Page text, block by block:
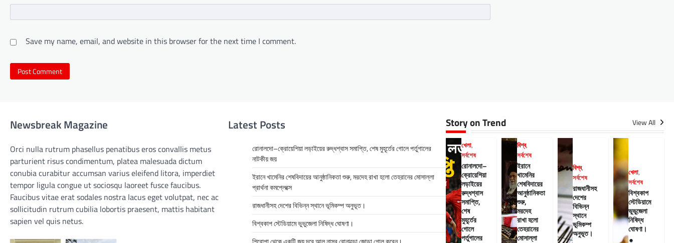
Save my name, email, and website in this browser for the next time I comment.
Newsbreak Magazine
Orci nulla rutrum phasellus penatibus eros convallis metus
parturient risus condimentum, platea malesuada dictum
conubia curabitur accumsan varius eleifend litora, imperdiet
tempor ligula congue ut sociosqu laoreet fusce faucibus.
Faucibus vitae erat sodales nostra lacus eget volutpat, nec ac
sollicitudin rutrum cubilia lobortis praesent, mattis habitant
sapien vel quis netus.
Latest Posts
রোনালদো–ক্রোয়েশিয়া লড়াইয়ের রুদ্ধশ্বাস সমাপ্তি, শেষ মুহূর্তের গোলে পর্তুগালের
নাটকীয় জয়
ইরানে খামেনির শেষবিদায়ের আনুষ্ঠানিকতা শুরু, মরদেহ রাখা হলো তেহরানের মোসাল্লা
প্রার্থনা কমপ্লেক্সে
রাজধানীসহ দেশের বিভিন্ন স্থানে ভূমিকম্প অনুভূত।
বিশ্বকাপ স্টেডিয়ামে ভুভুজেলা নিষিদ্ধ ঘোষণা।
Story on Trend View All
খেলা,
সর্বশেষ
রোনালদো–
ক্রোয়েশিয়া
লড়াইয়ের
রুদ্ধশ্বাস
সমাপ্তি,
শেষ
মুহূর্তের
গোলে
পর্তুগালের
বিশ্ব,
সর্বশেষ
ইরানে
খামেনির
শেষবিদায়ের
আনুষ্ঠানিকতা
শুরু,
মরদেহ
রাখা হলো
তেহরানের
মোসাল্লা
বিশ্ব,
সর্বশেষ
রাজধানীসহ
দেশের
বিভিন্ন
স্থানে
ভূমিকম্প
অনুভূত।
খেলা,
সর্বশেষ
বিশ্বকাপ
স্টেডিয়ামে
ভুভুজেলা
নিষিদ্ধ
ঘোষণা।